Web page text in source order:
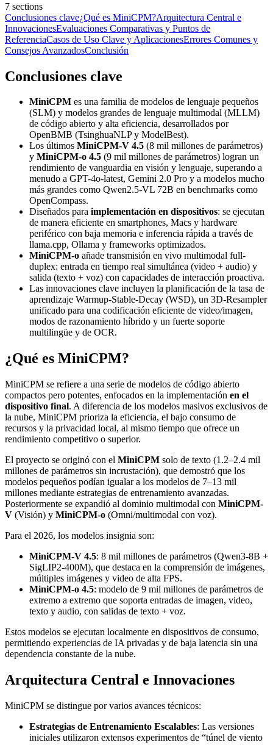
7 sections
Conclusiones clave¿Qué es MiniCPM?Arquitectura Central e
InnovacionesEvaluaciones Comparativas y Puntos de
ReferenciaCasos de Uso Clave y AplicacionesErrores Comunes y
Consejos AvanzadosConclusión
Conclusiones clave
MiniCPM es una familia de modelos de lenguaje pequeños
(SLM) y modelos grandes de lenguaje multimodal (MLLM)
de código abierto y alta eficiencia, desarrollados por
OpenBMB (TsinghuaNLP y ModelBest).
Los últimos MiniCPM-V 4.5 (8 mil millones de parámetros)
y MiniCPM-o 4.5 (9 mil millones de parámetros) logran un
rendimiento de vanguardia en visión y lenguaje, superando a
menudo a GPT-4o-latest, Gemini 2.0 Pro y a modelos mucho
más grandes como Qwen2.5-VL 72B en benchmarks como
OpenCompass.
Diseñados para implementación en dispositivos: se ejecutan
de manera eficiente en smartphones, Macs y hardware
periférico con baja memoria e inferencia rápida a través de
llama.cpp, Ollama y frameworks optimizados.
MiniCPM-o añade transmisión en vivo multimodal full-
duplex: entrada en tiempo real simultánea (video + audio) y
salida (texto + voz) con capacidades de interacción proactiva.
Las innovaciones clave incluyen la planificación de la tasa de
aprendizaje Warmup-Stable-Decay (WSD), un 3D-Resampler
unificado para una codificación eficiente de video/imagen,
modos de razonamiento híbrido y un fuerte soporte
multilingüe y de OCR.
¿Qué es MiniCPM?
MiniCPM se refiere a una serie de modelos de código abierto
compactos pero potentes, enfocados en la implementación en el
dispositivo final. A diferencia de los modelos masivos exclusivos de
la nube, MiniCPM prioriza la eficiencia, el bajo consumo de
recursos y la privacidad local, al mismo tiempo que ofrece un
rendimiento competitivo o superior.
El proyecto se originó con el MiniCPM solo de texto (1.2–2.4 mil
millones de parámetros sin incrustación), que demostró que los
modelos pequeños podían igualar a los modelos de 7–13 mil
millones mediante estrategias de entrenamiento avanzadas.
Posteriormente se expandió al dominio multimodal con MiniCPM-
V (Visión) y MiniCPM-o (Omni/multimodal con voz).
Para el 2026, los modelos insignia son:
MiniCPM-V 4.5: 8 mil millones de parámetros (Qwen3-8B +
SigLIP2-400M), que destaca en la comprensión de imágenes,
múltiples imágenes y video de alta FPS.
MiniCPM-o 4.5: modelo de 9 mil millones de parámetros de
extremo a extremo que soporta entradas de imagen, video,
texto y audio, con salidas de texto + voz.
Estos modelos se ejecutan localmente en dispositivos de consumo,
permitiendo experiencias de IA privadas y de baja latencia sin una
dependencia constante de la nube.
Arquitectura Central e Innovaciones
MiniCPM se distingue por varios avances técnicos:
Estrategias de Entrenamiento Escalables: Las versiones
iniciales utilizaron extensos experimentos de “túnel de viento